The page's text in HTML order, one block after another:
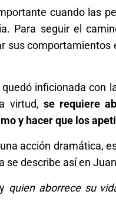
cuando las
Para seguir el
sus
inficionada con
virtud, se requiere
y hacer que los
acción dramática,
se describe así en
quien aborrece su